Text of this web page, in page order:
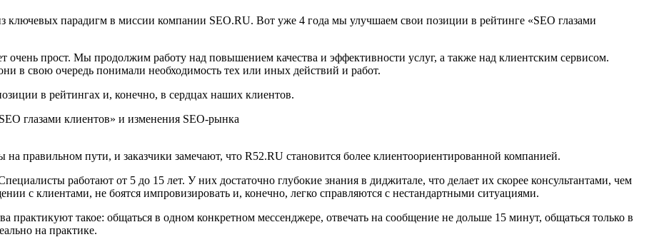
ключевых парадигм в миссии компании SEO.RU. Вот уже 4 года мы улучшаем свои позиции в рейтинге «SEO глазами
очень прост. Мы продолжим работу над повышением качества и эффективности услуг, а также над клиентским сервисом.
в свою очередь понимали необходимость тех или иных действий и работ.
в рейтингах и, конечно, в сердцах наших клиентов.
правильном пути, и заказчики замечают, что R52.RU становится более клиентоориентированной компанией.
работают от 5 до 15 лет. У них достаточно глубокие знания в диджитале, что делает их скорее консультантами, чем
с клиентами, не боятся импровизировать и, конечно, легко справляются с нестандартными ситуациями.
практикуют такое: общаться в одном конкретном мессенджере, отвечать на сообщение не дольше 15 минут, общаться только в
на практике.